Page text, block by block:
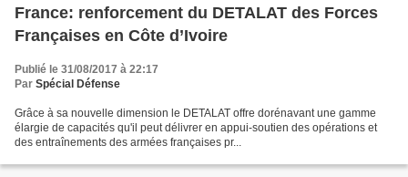
France: renforcement du DETALAT des Forces
Françaises en Côte d’Ivoire
Publié le 31/08/2017 à 22:17
Par Spécial Défense
Grâce à sa nouvelle dimension le DETALAT offre dorénavant une gamme
élargie de capacités qu'il peut délivrer en appui-soutien des opérations et
des entraînements des armées françaises pr...